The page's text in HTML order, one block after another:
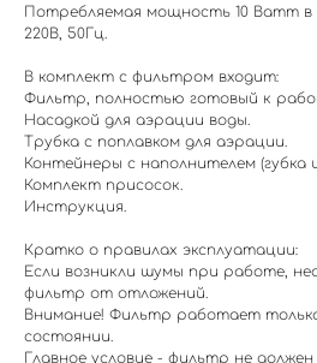
Потребляемая мощность 10 Ватт
220В, 50Гц.
В комплект с фильтром входит:
Фильтр, полностью готовый к
Насадкой для аэрации воды.
Трубка с поплавком для аэрации.
Контейнеры с наполнителем (губка
Комплект присосок.
Инструкция.
Кратко о правилах эксплуатации:
Если возникли шумы при работе,
фильтр от отложений.
Внимание! Фильтр работает
состоянии.
Главное условие - фильтр не